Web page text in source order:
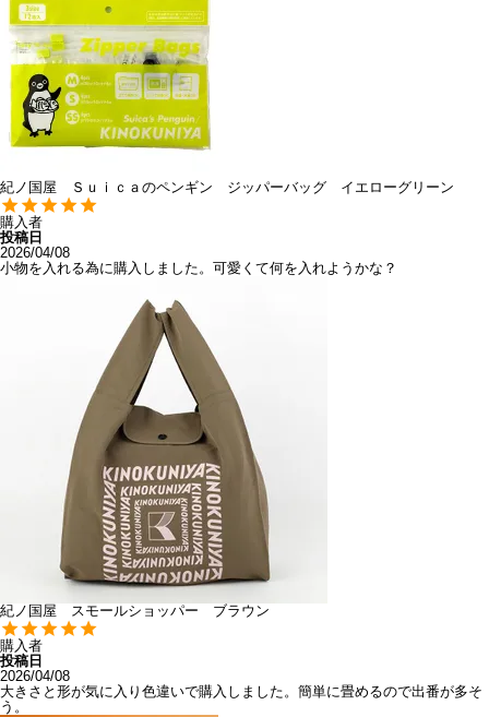
紀ノ国屋 Ｓｕｉｃａのペンギン ジッパーバッグ イエローグリーン
購入者
投稿日
2026/04/08
小物を入れる為に購入しました。可愛くて何を入れようかな？
紀ノ国屋 スモールショッパー ブラウン
購入者
投稿日
2026/04/08
大きさと形が気に入り色違いで購入しました。簡単に畳めるので出番が多そ
う。